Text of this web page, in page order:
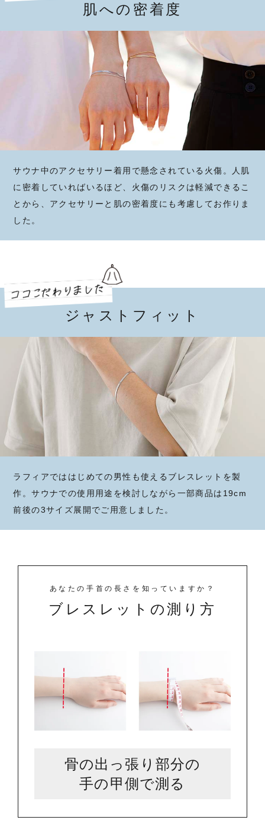
肌への密着度
サウナ中のアクセサリー着用で懸念されている火傷。人肌
に密着していればいるほど、火傷のリスクは軽減できるこ
とから、アクセサリーと肌の密着度にも考慮してお作りま
した。
ジャストフィット
ラフィアでははじめての男性も使えるブレスレットを製
作。サウナでの使用用途を検討しながら一部商品は19cm
前後の3サイズ展開でご用意しました。
あなたの手首の長さを知っていますか？
ブレスレットの測り方
骨の出っ張り部分の
手の甲側で測る